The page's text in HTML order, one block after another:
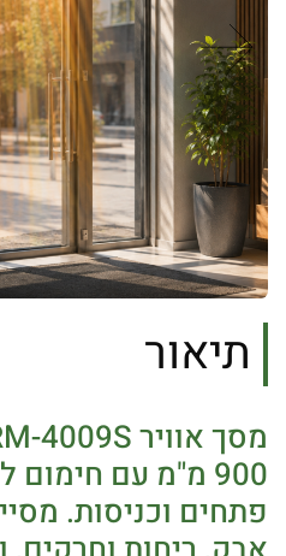
תיאור
900 מ"מ עם
פתחים וכניסות.